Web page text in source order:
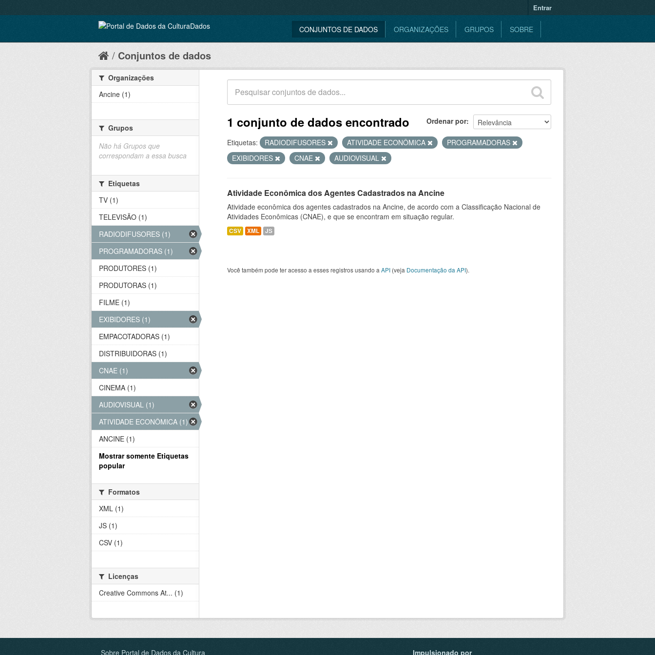
Entrar
CONJUNTOS DE DADOS ORGANIZAÇÕES GRUPOS SOBRE
Conjuntos de dados
Ordenar por
1 conjunto de dados encontrado
Etiquetas: RADIODIFUSORES ATIVIDADE ECONÔMICA
PROGRAMADORAS
EXIBIDORES
CNAE AUDIOVISUAL
Atividade Econômica dos Agentes Cadastrados na Ancine
Atividade econômica dos agentes cadastrados na Ancine, de acordo com a Classificação Nacional de
Atividades Econômicas (CNAE), e que se encontram em situação regular.
CSV XML JS
Você também pode ter acesso a esses registros usando a API (veja Documentação da API).
Organizações
Ancine (1)
Grupos
Não há Grupos que
correspondam a essa busca
Etiquetas
TV (1)
TELEVISÃO (1)
RADIODIFUSORES (1)
PROGRAMADORAS (1)
PRODUTORES (1)
PRODUTORAS (1)
FILME (1)
EXIBIDORES (1)
EMPACOTADORAS (1)
DISTRIBUIDORAS (1)
CNAE (1)
CINEMA (1)
AUDIOVISUAL (1)
ATIVIDADE ECONÔMICA (1)
ANCINE (1)
Mostrar somente Etiquetas
popular
Formatos
XML (1)
JS (1)
CSV (1)
Licenças
Creative Commons At... (1)
Sobre Portal de Dados da Cultura Impulsionado por